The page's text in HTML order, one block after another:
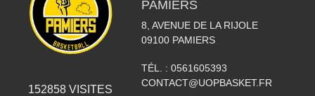
152858 VISITES
PAMIERS
8, AVENUE DE LA RIJOLE
09100 PAMIERS
TÉL. : 0561605393
CONTACT@UOPBASKET.FR